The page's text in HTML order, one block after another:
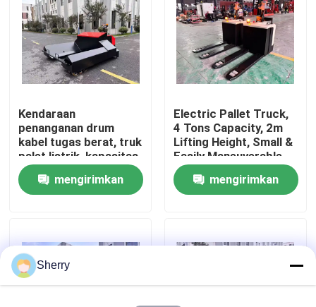
Tentang kami
Tur Pabrik
Kontrol kualitas
Hubungi kami
Blog
Kendaraan
penanganan drum
kabel tugas berat, truk
palet listrik, kapasitas
200.000 kg
mengirimkan
Electric Pallet Truck,
4 Tons Capacity, 2m
Lifting Height, Small &
Easily Maneuverable
mengirimkan
Sherry